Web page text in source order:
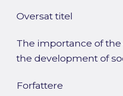
Oversat titel
The importance of
the development of
Forfattere